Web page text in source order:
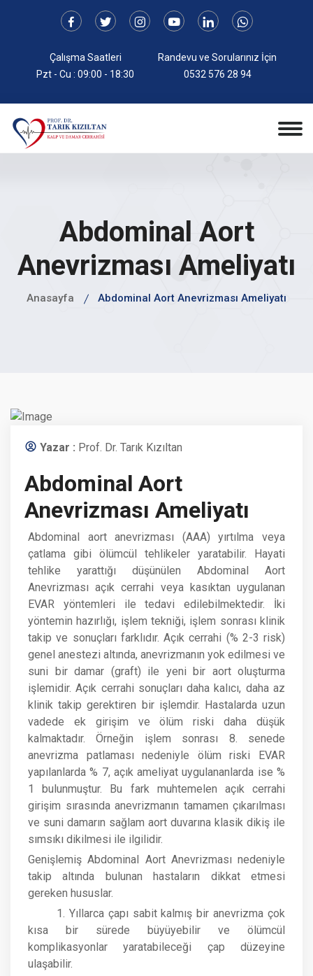
Çalışma Saatleri
Pzt - Cu : 09:00 - 18:30
Randevu ve Sorularınız İçin
0532 576 28 94
Abdominal Aort
Anevrizması Ameliyatı
Anasayfa Abdominal Aort Anevrizması Ameliyatı
Yazar : Prof. Dr. Tarık Kızıltan
Abdominal Aort
Anevrizması Ameliyatı
Abdominal aort anevrizması (AAA) yırtılma veya
çatlama gibi ölümcül tehlikeler yaratabilir. Hayati
tehlike yarattığı düşünülen Abdominal Aort
Anevrizması açık cerrahi veya kasıktan uygulanan
EVAR yöntemleri ile tedavi edilebilmektedir. İki
yöntemin hazırlığı, işlem tekniği, işlem sonrası klinik
takip ve sonuçları farklıdır. Açık cerrahi (% 2-3 risk)
genel anestezi altında, anevrizmanın yok edilmesi ve
suni bir damar (graft) ile yeni bir aort oluşturma
işlemidir. Açık cerrahi sonuçları daha kalıcı, daha az
klinik takip gerektiren bir işlemdir. Hastalarda uzun
vadede ek girişim ve ölüm riski daha düşük
kalmaktadır. Örneğin işlem sonrası 8. senede
anevrizma patlaması nedeniyle ölüm riski EVAR
yapılanlarda % 7, açık ameliyat uygulananlarda ise %
1 bulunmuştur. Bu fark muhtemelen açık cerrahi
girişim sırasında anevrizmanın tamamen çıkarılması
ve suni damarın sağlam aort duvarına klasik dikiş ile
sımsıkı dikilmesi ile ilgilidir.
Genişlemiş Abdominal Aort Anevrizması nedeniyle
takip altında bulunan hastaların dikkat etmesi
gereken hususlar.
1. Yıllarca çapı sabit kalmış bir anevrizma çok
kısa bir sürede büyüyebilir ve ölümcül
komplikasyonlar yaratabileceği çap düzeyine
ulaşabilir.